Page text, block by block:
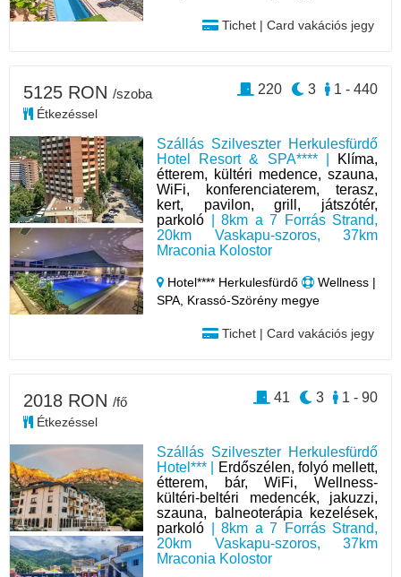
Tichet | Card vakációs jegy
Szállás Szilveszter Herkulesfürdő
Hotel Resort & SPA**** |
Klíma,
étterem, kültéri medence, szauna,
WiFi, konferenciaterem, terasz,
kert, pavilon, grill, játszótér,
parkoló | 8km a 7 Forrás Strand,
20km Vaskapu-szoros, 37km
Mraconia Kolostor
Hotel**** Herkulesfürdő
Wellness |
SPA, Krassó-Szörény megye
Tichet | Card vakációs jegy
5125 RON /szoba
Étkezéssel
1 - 440
3
220
Szállás Szilveszter Herkulesfürdő
Hotel*** |
Erdőszélen, folyó mellett,
étterem, bár, WiFi, Wellness-
kültéri-beltéri medencék, jakuzzi,
szauna, balneoterápia kezelések,
parkoló | 8km a 7 Forrás Strand,
20km Vaskapu-szoros, 37km
Mraconia Kolostor
2018 RON /fő
Étkezéssel
1 - 90
3
41